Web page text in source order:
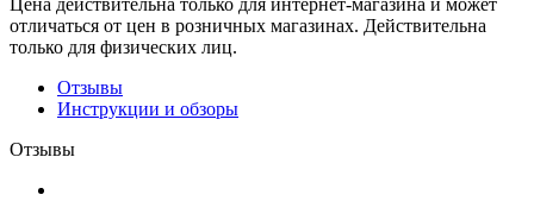
Цена действительна только для интернет-магазина и может
отличаться от цен в розничных магазинах. Действительна
только для физических лиц.
Отзывы
Инструкции и обзоры
Отзывы